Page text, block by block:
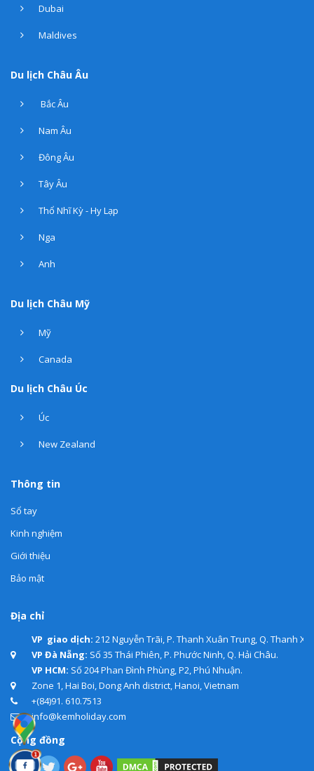
Dubai
Maldives
Du lịch Châu Âu
Bắc Âu
Nam Âu
Đông Âu
Tây Âu
Thổ Nhĩ Kỳ - Hy Lạp
Nga
Anh
Du lịch Châu Mỹ
Mỹ
Canada
Du lịch Châu Úc
Úc
New Zealand
Thông tin
Sổ tay
Kinh nghiệm
Giới thiệu
Bảo mật
Địa chỉ
VP giao dịch: 212 Nguyễn Trãi, P. Thanh Xuân Trung, Q. Thanh
VP Đà Nẵng: Số 35 Thái Phiên, P. Phước Ninh, Q. Hải Châu.
VP HCM: Số 204 Phan Đình Phùng, P2, Phú Nhuận.
Zone 1, Hai Boi, Dong Anh district, Hanoi, Vietnam
+(84)91. 610.7513
info@kemholiday.com
Cộng đồng